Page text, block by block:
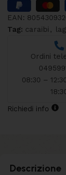
EAN:
Tag: caraibi ,
Ordini
08:30 –
Richiedi info
Descrizione